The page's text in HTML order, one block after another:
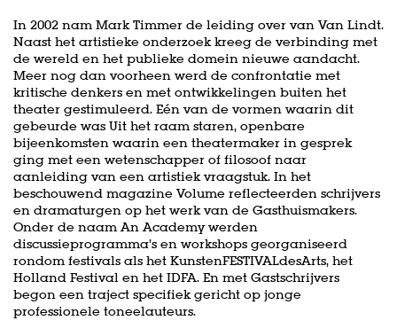
In 2002 nam Mark Timmer de leiding over van Van Lindt.
Naast het artistieke onderzoek kreeg de verbinding met
de wereld en het publieke domein nieuwe aandacht.
Meer nog dan voorheen werd de confrontatie met
kritische denkers en met ontwikkelingen buiten het
theater gestimuleerd. Eén van de vormen waarin dit
gebeurde was Uit het raam staren, openbare
bijeenkomsten waarin een theatermaker in gesprek
ging met een wetenschapper of filosoof naar
aanleiding van een artistiek vraagstuk. In het
beschouwend magazine Volume reflecteerden schrijvers
en dramaturgen op het werk van de Gasthuismakers.
Onder de naam An Academy werden
discussieprogramma’s en workshops georganiseerd
rondom festivals als het KunstenFESTIVALdesArts, het
Holland Festival en het IDFA. En met Gastschrijvers
begon een traject specifiek gericht op jonge
professionele toneelauteurs.